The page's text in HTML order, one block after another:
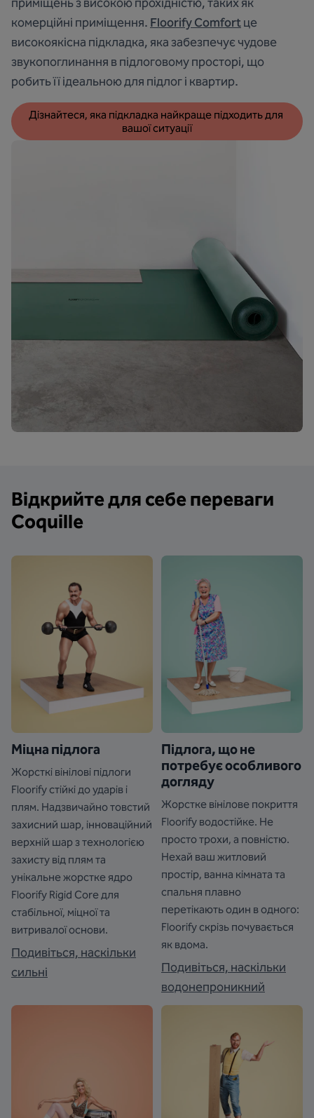
комерційні приміщення. Floorify Comfortце
високоякісна підкладка, яка забезпечує чудове
звукопоглинання в підлоговому просторі, що
робить її ідеальною для підлог і квартир.
Дізнайтеся, яка підкладка найкраще підходить для
вашої ситуації
Відкрийте для себе переваги
Coquille
Міцна підлога
Жорсткі вінілові підлоги
Floorify стійкі до ударів і
плям. Надзвичайно товстий
захисний шар, інноваційний
верхній шар з технологією
захисту від плям та
унікальне жорстке ядро
Floorify Rigid Core для
стабільної, міцної та
витривалої основи.
Подивіться, наскільки
сильні
Підлога, що не
потребує особливого
догляду
Жорстке вінілове покриття
Floorify водостійке. Не
просто трохи, а повністю.
Нехай ваш житловий
простір, ванна кімната та
спальня плавно
перетікають один в одного:
Floorify скрізь почувається
як вдома.
Подивіться, наскільки
водонепроникний